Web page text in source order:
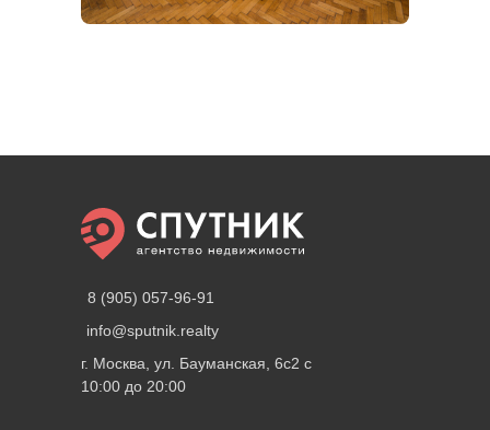
г. Москва, ул. Бауманская, 6с2 с
10:00 до 20:00
8 (905) 057-96-91
info@sputnik.realty